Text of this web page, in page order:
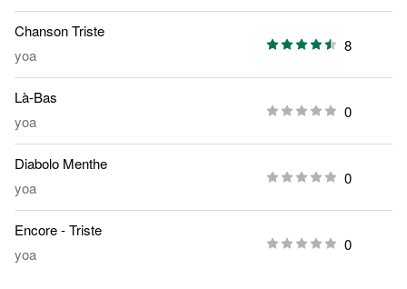
Chanson Triste
yoa
8
Là-Bas
yoa
0
Diabolo Menthe
yoa
0
Encore - Triste
yoa
0